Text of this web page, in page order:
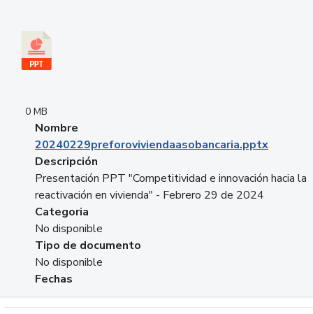
0 MB
Nombre
20240229preforoviviendaasobancaria.pptx
Descripción
Presentación PPT "Competitividad e innovación hacia la
reactivación en vivienda" - Febrero 29 de 2024
Categoria
No disponible
Tipo de documento
No disponible
Fechas